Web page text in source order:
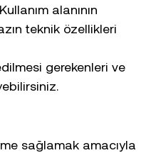
alanının
teknik özellikleri
gerekenleri ve
sağlamak amacıyla